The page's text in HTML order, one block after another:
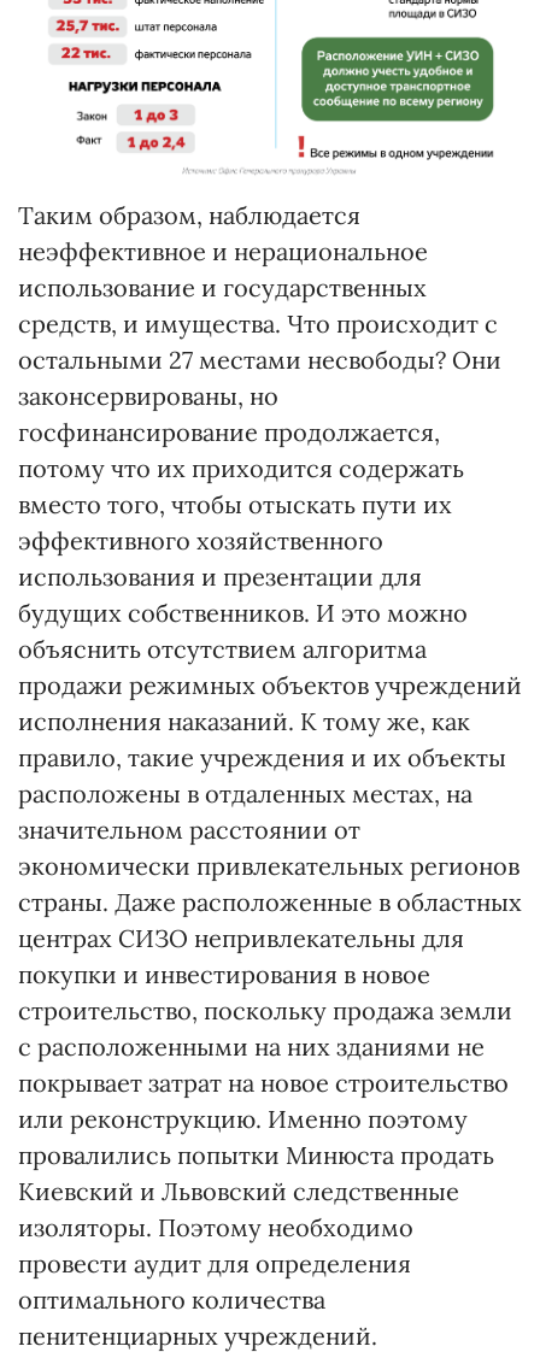
Таким образом, наблюдается
неэффективное и нерациональное
использование и государственных
средств, и имущества. Что происходит с
остальными 27 местами несвободы? Они
законсервированы, но
госфинансирование продолжается,
потому что их приходится содержать
вместо того, чтобы отыскать пути их
эффективного хозяйственного
использования и презентации для
будущих собственников. И это можно
объяснить отсутствием алгоритма
продажи режимных объектов учреждений
исполнения наказаний. К тому же, как
правило, такие учреждения и их объекты
расположены в отдаленных местах, на
значительном расстоянии от
экономически привлекательных регионов
страны. Даже расположенные в областных
центрах СИЗО непривлекательны для
покупки и инвестирования в новое
строительство, поскольку продажа земли
с расположенными на них зданиями не
покрывает затрат на новое строительство
или реконструкцию. Именно поэтому
провалились попытки Минюста продать
Киевский и Львовский следственные
изоляторы. Поэтому необходимо
провести аудит для определения
оптимального количества
пенитенциарных учреждений.